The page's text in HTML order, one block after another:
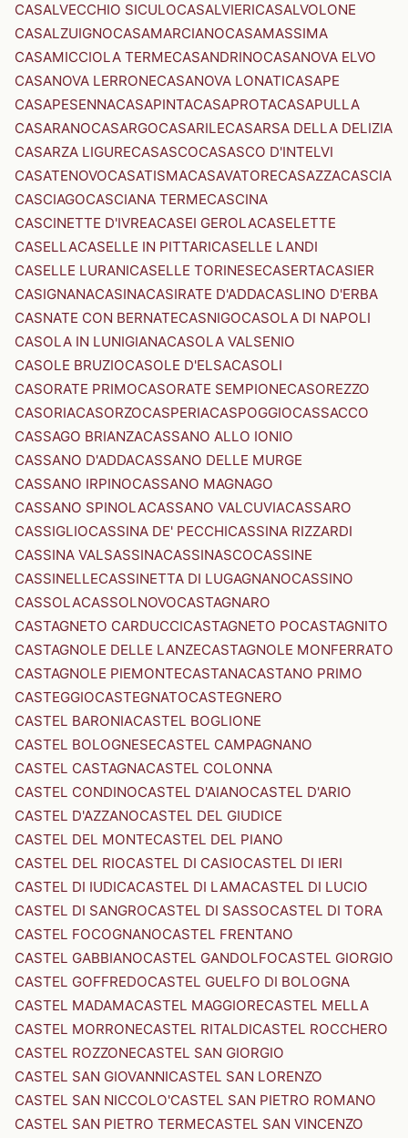
CASALVECCHIO SICULOCASALVIERICASALVOLONE
CASALZUIGNOCASAMARCIANOCASAMASSIMA
CASAMICCIOLA TERMECASANDRINOCASANOVA ELVO
CASANOVA LERRONECASANOVA LONATICASAPE
CASAPESENNACASAPINTACASAPROTACASAPULLA
CASARANOCASARGOCASARILECASARSA DELLA DELIZIA
CASARZA LIGURECASASCOCASASCO D'INTELVI
CASATENOVOCASATISMACASAVATORECASAZZACASCIA
CASCIAGOCASCIANA TERMECASCINA
CASCINETTE D'IVREACASEI GEROLACASELETTE
CASELLACASELLE IN PITTARICASELLE LANDI
CASELLE LURANICASELLE TORINESECASERTACASIER
CASIGNANACASINACASIRATE D'ADDACASLINO D'ERBA
CASNATE CON BERNATECASNIGOCASOLA DI NAPOLI
CASOLA IN LUNIGIANACASOLA VALSENIO
CASOLE BRUZIOCASOLE D'ELSACASOLI
CASORATE PRIMOCASORATE SEMPIONECASOREZZO
CASORIACASORZOCASPERIACASPOGGIOCASSACCO
CASSAGO BRIANZACASSANO ALLO IONIO
CASSANO D'ADDACASSANO DELLE MURGE
CASSANO IRPINOCASSANO MAGNAGO
CASSANO SPINOLACASSANO VALCUVIACASSARO
CASSIGLIOCASSINA DE' PECCHICASSINA RIZZARDI
CASSINA VALSASSINACASSINASCOCASSINE
CASSINELLECASSINETTA DI LUGAGNANOCASSINO
CASSOLACASSOLNOVOCASTAGNARO
CASTAGNETO CARDUCCICASTAGNETO POCASTAGNITO
CASTAGNOLE DELLE LANZECASTAGNOLE MONFERRATO
CASTAGNOLE PIEMONTECASTANACASTANO PRIMO
CASTEGGIOCASTEGNATOCASTEGNERO
CASTEL BARONIACASTEL BOGLIONE
CASTEL BOLOGNESECASTEL CAMPAGNANO
CASTEL CASTAGNACASTEL COLONNA
CASTEL CONDINOCASTEL D'AIANOCASTEL D'ARIO
CASTEL D'AZZANOCASTEL DEL GIUDICE
CASTEL DEL MONTECASTEL DEL PIANO
CASTEL DEL RIOCASTEL DI CASIOCASTEL DI IERI
CASTEL DI IUDICACASTEL DI LAMACASTEL DI LUCIO
CASTEL DI SANGROCASTEL DI SASSOCASTEL DI TORA
CASTEL FOCOGNANOCASTEL FRENTANO
CASTEL GABBIANOCASTEL GANDOLFOCASTEL GIORGIO
CASTEL GOFFREDOCASTEL GUELFO DI BOLOGNA
CASTEL MADAMACASTEL MAGGIORECASTEL MELLA
CASTEL MORRONECASTEL RITALDICASTEL ROCCHERO
CASTEL ROZZONECASTEL SAN GIORGIO
CASTEL SAN GIOVANNICASTEL SAN LORENZO
CASTEL SAN NICCOLO'CASTEL SAN PIETRO ROMANO
CASTEL SAN PIETRO TERMECASTEL SAN VINCENZO